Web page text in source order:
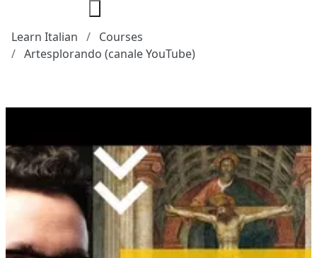
Learn Italian
Courses
Artesplorando (canale YouTube)